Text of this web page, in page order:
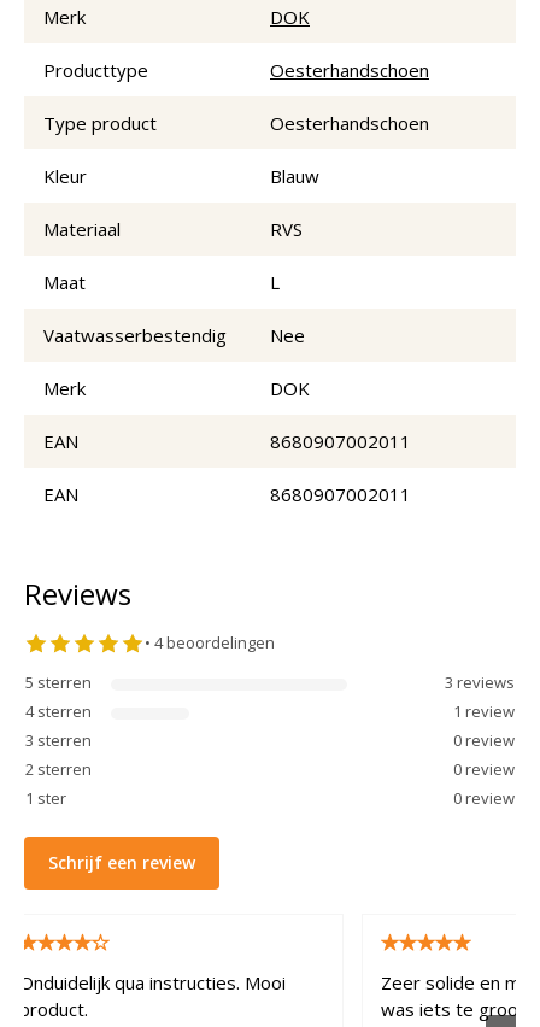
Merk DOK
Producttype Oesterhandschoen
Type product Oesterhandschoen
Kleur Blauw
Materiaal RVS
Maat L
Vaatwasserbestendig Nee
Merk DOK
EAN 8680907002011
EAN 8680907002011
Reviews
• 4beoordelingen
5 sterren 3 reviews
4 sterren 1 review
3 sterren 0review
2 sterren 0review
1 ster 0review
Schrijf een review
Onduidelijk qua instructies. Mooi
product.
Zeer solide en
was iets te groot